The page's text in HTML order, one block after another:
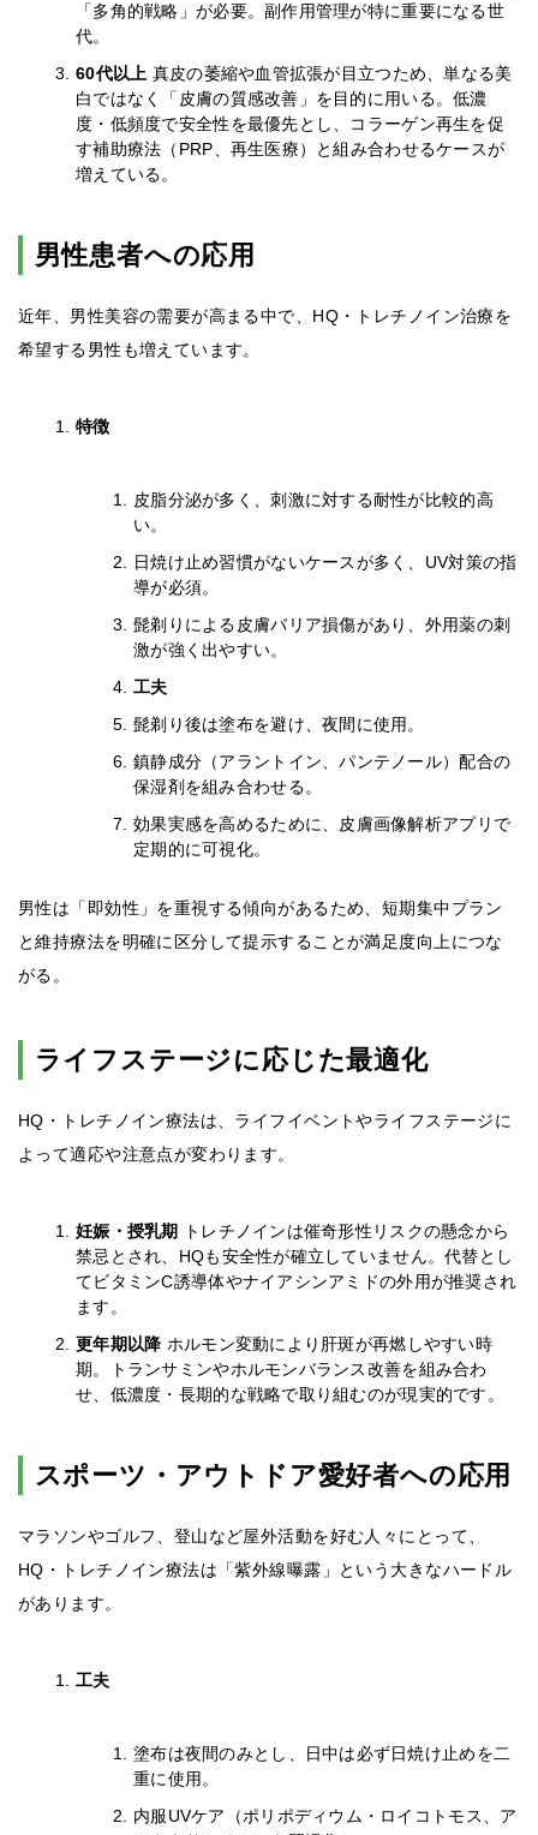
「多角的戦略」が必要。副作用管理が特に重要になる世
代。
60代以上 真皮の萎縮や血管拡張が目立つため、単なる美
白ではなく「皮膚の質感改善」を目的に用いる。低濃
度・低頻度で安全性を最優先とし、コラーゲン再生を促
す補助療法（PRP、再生医療）と組み合わせるケースが
増えている。
男性患者への応用
近年、男性美容の需要が高まる中で、HQ・トレチノイン治療を
希望する男性も増えています。
特徴
皮脂分泌が多く、刺激に対する耐性が比較的高
い。
日焼け止め習慣がないケースが多く、UV対策の指
導が必須。
髭剃りによる皮膚バリア損傷があり、外用薬の刺
激が強く出やすい。
工夫
髭剃り後は塗布を避け、夜間に使用。
鎮静成分（アラントイン、パンテノール）配合の
保湿剤を組み合わせる。
効果実感を高めるために、皮膚画像解析アプリで
定期的に可視化。
男性は「即効性」を重視する傾向があるため、短期集中プラン
と維持療法を明確に区分して提示することが満足度向上につな
がる。
ライフステージに応じた最適化
HQ・トレチノイン療法は、ライフイベントやライフステージに
よって適応や注意点が変わります。
妊娠・授乳期
トレチノインは催奇形性リスクの懸念から
禁忌とされ、HQも安全性が確立していません。代替とし
てビタミンC誘導体やナイアシンアミドの外用が推奨され
ます。
更年期以降 ホルモン変動により肝斑が再燃しやすい時
期。トランサミンやホルモンバランス改善を組み合わ
せ、低濃度・長期的な戦略で取り組むのが現実的です。
スポーツ・アウトドア愛好者への応用
マラソンやゴルフ、登山など屋外活動を好む人々にとって、
HQ・トレチノイン療法は「紫外線曝露」という大きなハードル
があります。
工夫
塗布は夜間のみとし、日中は必ず日焼け止めを二
重に使用。
内服UVケア（ポリポディウム・ロイコトモス、ア